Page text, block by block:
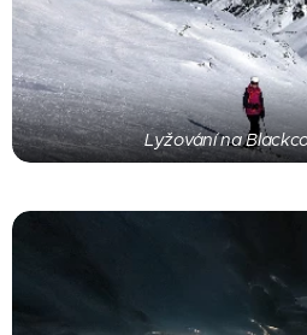
Lyžování na